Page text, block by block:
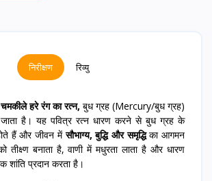
निरीक्षण रिव्यु
हरे रंग का रत्न, बुध ग्रह (Mercury/बुध ग्रह)
जाता है। यह पवित्र रत्न धारण करने से बुध ग्रह के
हैं और जीवन मेंसौभाग्य, बुद्धि और समृद्धिका आगमन
तीक्ष्ण बनाता है, वाणी में मधुरता लाता है और धारण
शांति प्रदान करता है।